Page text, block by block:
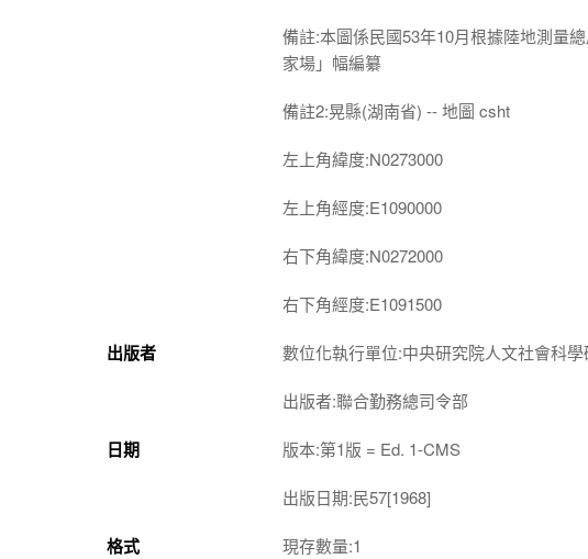
備註:本圖係民國53年10月根據陸地測量
家場」幅編纂
備註2:晃縣(湖南省) -- 地圖 csht
左上角緯度:N0273000
左上角經度:E1090000
右下角緯度:N0272000
右下角經度:E1091500
出版者 數位化執行單位:中央研究院人文社會科
出版者:聯合勤務總司令部
日期 版本:第1版 = Ed. 1-CMS
出版日期:民57[1968]
格式 現存數量:1